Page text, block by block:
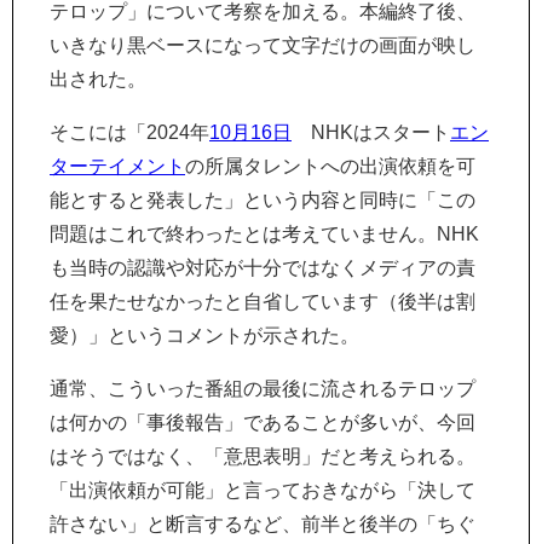
テロップ」について考察を加える。本編終了後、
いきなり黒ベースになって文字だけの画面が映し
出された。
そこには「2024年10月16日 NHKはスタート エン
ターテイメント の所属タレントへの出演依頼を可
能とすると発表した」という内容と同時に「この
問題はこれで終わったとは考えていません。NHK
も当時の認識や対応が十分ではなくメディアの責
任を果たせなかったと自省しています（後半は割
愛）」というコメントが示された。
通常、こういった番組の最後に流されるテロップ
は何かの「事後報告」であることが多いが、今回
はそうではなく、「意思表明」だと考えられる。
「出演依頼が可能」と言っておきながら「決して
許さない」と断言するなど、前半と後半の「ちぐ